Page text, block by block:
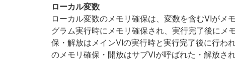
ローカル変数
ローカル変数のメモリ確保は、変数を含むVIがメ
グラム実行時にメモリ確保され、実行完了後にメ
保・解放はメインVIの実行時と実行完了後に行わ
のメモリ確保・開放はサブVIが呼ばれた・解放さ